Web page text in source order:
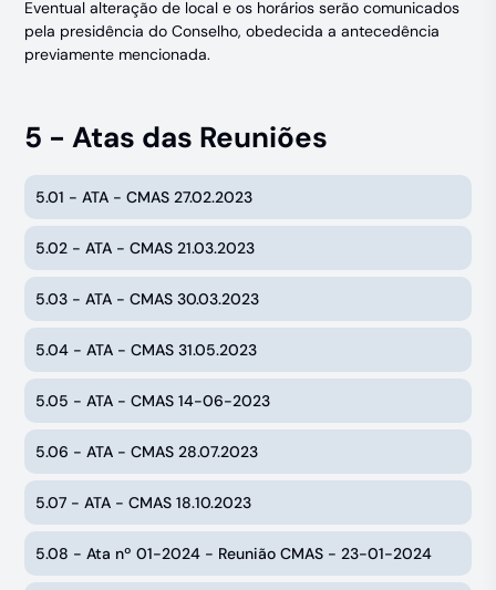
Eventual alteração de local e os horários serão comunicados
pela presidência do Conselho, obedecida a antecedência
previamente mencionada.
5 - Atas das Reuniões
5.01 - ATA - CMAS 27.02.2023
5.02 - ATA - CMAS 21.03.2023
5.03 - ATA - CMAS 30.03.2023
5.04 - ATA - CMAS 31.05.2023
5.05 - ATA - CMAS 14-06-2023
5.06 - ATA - CMAS 28.07.2023
5.07 - ATA - CMAS 18.10.2023
5.08 - Ata nº 01-2024 - Reunião CMAS - 23-01-2024